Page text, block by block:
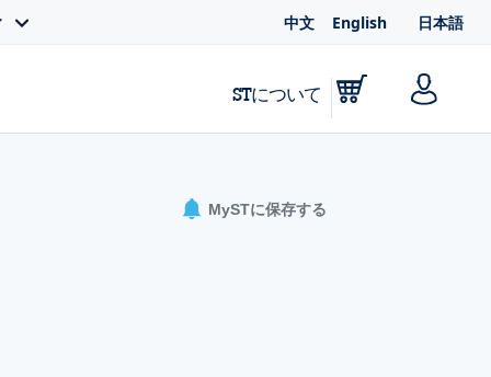
中文 English 日本語
STについて
MySTに保存する